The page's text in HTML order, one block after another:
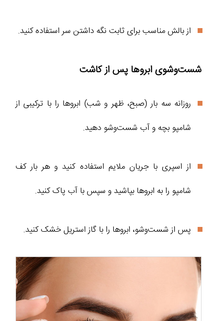
از بالش مناسب برای ثابت نگه داشتن سر استفاده کنید.
شست‌وشوی ابروها پس از کاشت
روزانه سه بار (صبح، ظهر و شب) ابروها را با ترکیبی از
شامپو بچه و آب شست‌وشو دهید.
از اسپری با جریان ملایم استفاده کنید و هر بار کف
شامپو را به ابروها بپاشید و سپس با آب پاک کنید.
پس از شست‌وشو، ابروها را با گاز استریل خشک کنید.